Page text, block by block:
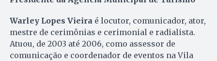
Warley Lopes Vieira é locutor, comunicador, ator,
mestre de cerimônias e cerimonial e radialista.
Atuou, de 2003 até 2006, como assessor de
comunicação e coordenador de eventos na Vila